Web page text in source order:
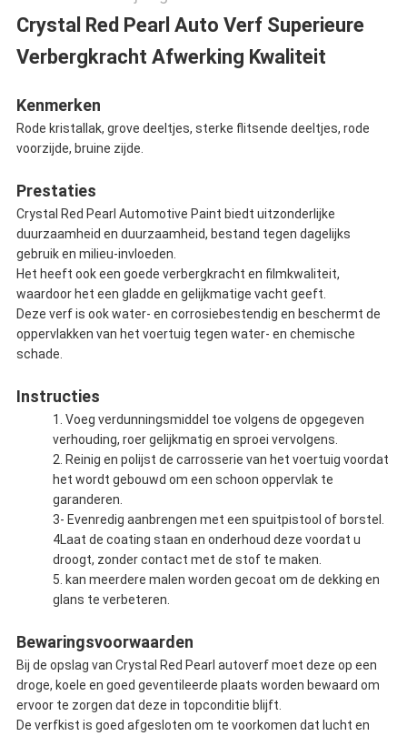
Crystal Red Pearl Auto Verf Superieure
Verbergkracht Afwerking Kwaliteit
Kenmerken
Rode kristallak, grove deeltjes, sterke flitsende deeltjes, rode
voorzijde, bruine zijde.
Prestaties
Crystal Red Pearl Automotive Paint biedt uitzonderlijke
duurzaamheid en duurzaamheid, bestand tegen dagelijks
gebruik en milieu-invloeden.
Het heeft ook een goede verbergkracht en filmkwaliteit,
waardoor het een gladde en gelijkmatige vacht geeft.
Deze verf is ook water- en corrosiebestendig en beschermt de
oppervlakken van het voertuig tegen water- en chemische
schade.
Instructies
1. Voeg verdunningsmiddel toe volgens de opgegeven
verhouding, roer gelijkmatig en sproei vervolgens.
2. Reinig en polijst de carrosserie van het voertuig voordat
het wordt gebouwd om een schoon oppervlak te
garanderen.
3- Evenredig aanbrengen met een spuitpistool of borstel.
4Laat de coating staan en onderhoud deze voordat u
droogt, zonder contact met de stof te maken.
5. kan meerdere malen worden gecoat om de dekking en
glans te verbeteren.
Bewaringsvoorwaarden
Bij de opslag van Crystal Red Pearl autoverf moet deze op een
droge, koele en goed geventileerde plaats worden bewaard om
ervoor te zorgen dat deze in topconditie blijft.
De verfkist is goed afgesloten om te voorkomen dat lucht en